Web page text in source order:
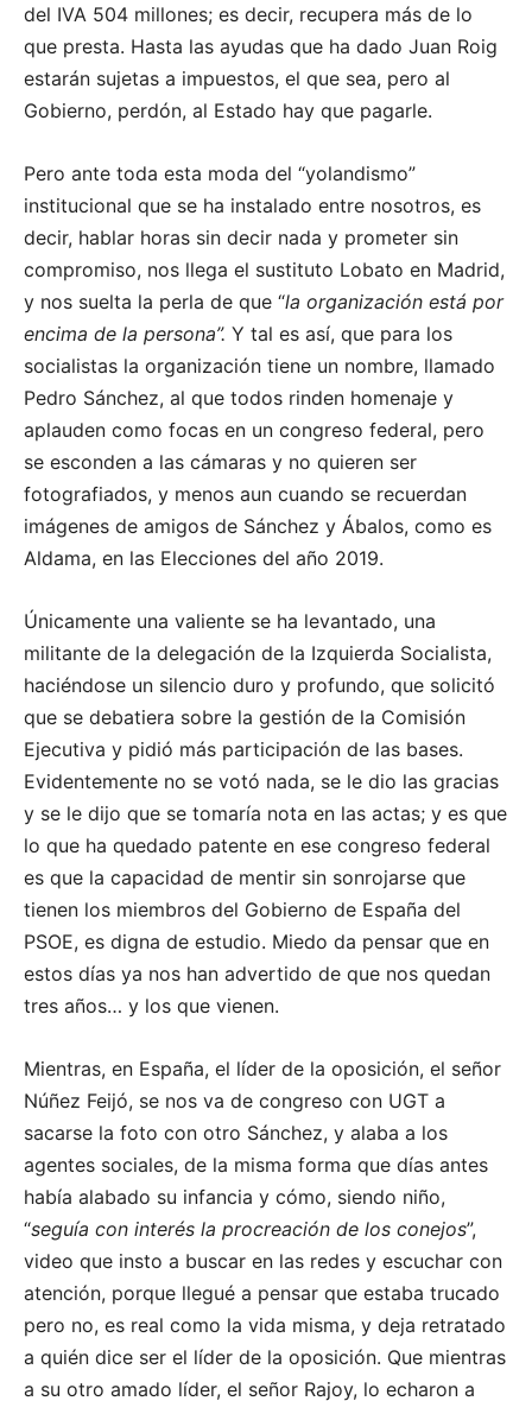
del IVA 504 millones; es decir, recupera más de lo
que presta. Hasta las ayudas que ha dado Juan Roig
estarán sujetas a impuestos, el que sea, pero al
Gobierno, perdón, al Estado hay que pagarle.
Pero ante toda esta moda del “yolandismo”
institucional que se ha instalado entre nosotros, es
decir, hablar horas sin decir nada y prometer sin
compromiso, nos llega el sustituto Lobato en Madrid,
y nos suelta la perla de que “la organización está por
encima de la persona”. Y tal es así, que para los
socialistas la organización tiene un nombre, llamado
Pedro Sánchez, al que todos rinden homenaje y
aplauden como focas en un congreso federal, pero
se esconden a las cámaras y no quieren ser
fotografiados, y menos aun cuando se recuerdan
imágenes de amigos de Sánchez y Ábalos, como es
Aldama, en las Elecciones del año 2019.
Únicamente una valiente se ha levantado, una
militante de la delegación de la Izquierda Socialista,
haciéndose un silencio duro y profundo, que solicitó
que se debatiera sobre la gestión de la Comisión
Ejecutiva y pidió más participación de las bases.
Evidentemente no se votó nada, se le dio las gracias
y se le dijo que se tomaría nota en las actas; y es que
lo que ha quedado patente en ese congreso federal
es que la capacidad de mentir sin sonrojarse que
tienen los miembros del Gobierno de España del
PSOE, es digna de estudio. Miedo da pensar que en
estos días ya nos han advertido de que nos quedan
tres años… y los que vienen.
Mientras, en España, el líder de la oposición, el señor
Núñez Feijó, se nos va de congreso con UGT a
sacarse la foto con otro Sánchez, y alaba a los
agentes sociales, de la misma forma que días antes
había alabado su infancia y cómo, siendo niño,
“seguía con interés la procreación de los conejos”,
video que insto a buscar en las redes y escuchar con
atención, porque llegué a pensar que estaba trucado
pero no, es real como la vida misma, y deja retratado
a quién dice ser el líder de la oposición. Que mientras
a su otro amado líder, el señor Rajoy, lo echaron a